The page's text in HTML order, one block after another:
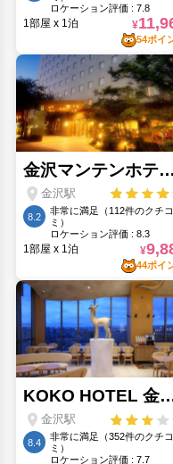
近江町市場(660m)
野村ファミリーサムライ
金沢21世紀美術館
金沢城(1.42km)
金沢駅ビル(410m)
長町武家屋敷跡界隈
鼓門(270m)